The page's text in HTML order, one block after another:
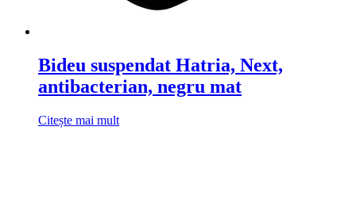
Bideu suspendat Hatria, Next,
antibacterian, negru mat
Citește mai mult